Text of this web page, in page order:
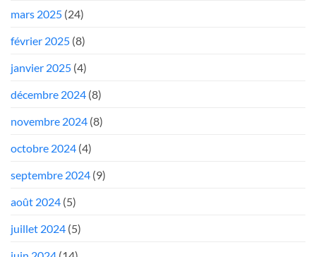
mars 2025 (24)
février 2025 (8)
janvier 2025 (4)
décembre 2024 (8)
novembre 2024 (8)
octobre 2024 (4)
septembre 2024 (9)
août 2024 (5)
juillet 2024 (5)